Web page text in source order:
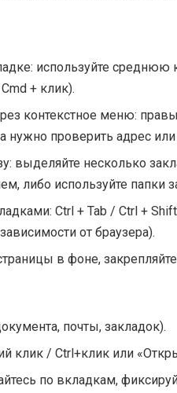
используйте
+ клик).
контекстное меню:
нужно проверить адрес
выделяйте несколько
либо используйте папки
Ctrl + Tab / Ctrl + Shift
от браузера).
в фоне,
почты, закладок).
клик / Ctrl+клик или
по вкладкам,